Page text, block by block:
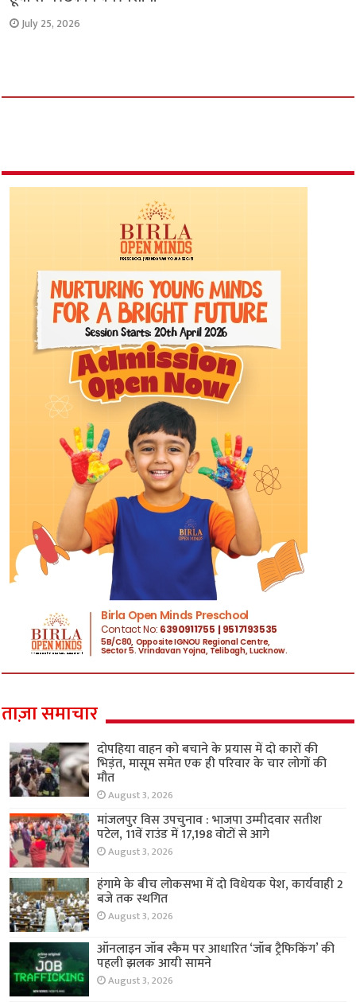
July 25, 2026
ताज़ा समाचार
दोपहिया वाहन को बचाने के प्रयास में दो कारों की
भिड़ंत, मासूम समेत एक ही परिवार के चार लोगों की
मौत
August 3, 2026
मांजलपुर विस उपचुनाव : भाजपा उम्मीदवार सतीश
पटेल, 11वें राउंड में 17,198 वोटों से आगे
August 3, 2026
हंगामे के बीच लोकसभा में दो विधेयक पेश, कार्यवाही 2
बजे तक स्थगित
August 3, 2026
ऑनलाइन जॉब स्कैम पर आधारित ‘जॉब ट्रैफिकिंग’ की
पहली झलक आयी सामने
August 3, 2026